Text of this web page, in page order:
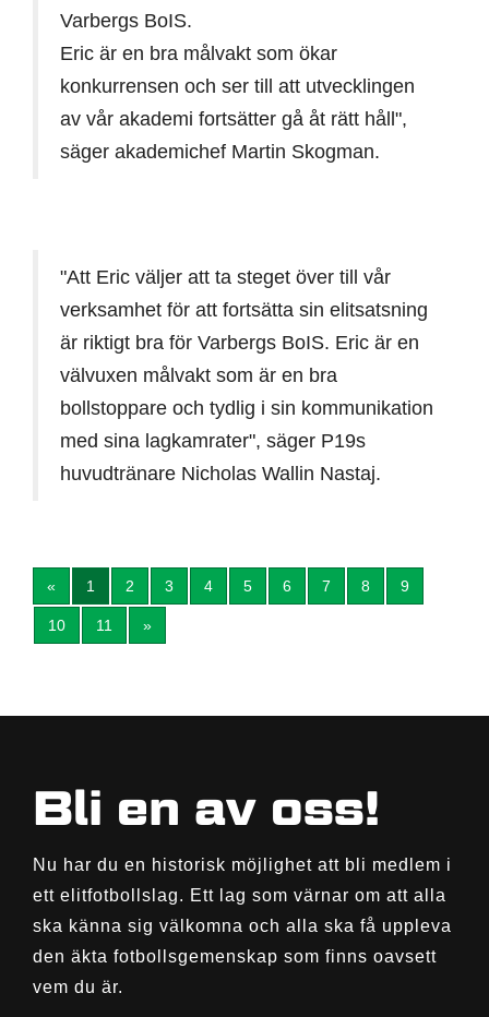
Varbergs BoIS.
Eric är en bra målvakt som ökar
konkurrensen och ser till att utvecklingen
av vår akademi fortsätter gå åt rätt håll",
säger akademichef Martin Skogman.
"Att Eric väljer att ta steget över till vår
verksamhet för att fortsätta sin elitsatsning
är riktigt bra för Varbergs BoIS. Eric är en
välvuxen målvakt som är en bra
bollstoppare och tydlig i sin kommunikation
med sina lagkamrater", säger P19s
huvudtränare Nicholas Wallin Nastaj.
« 1 2 3 4 5 6 7 8 9
10 11 »
Bli en av oss!
Nu har du en historisk möjlighet att bli medlem i
ett elitfotbollslag. Ett lag som värnar om att alla
ska känna sig välkomna och alla ska få uppleva
den äkta fotbollsgemenskap som finns oavsett
vem du är.